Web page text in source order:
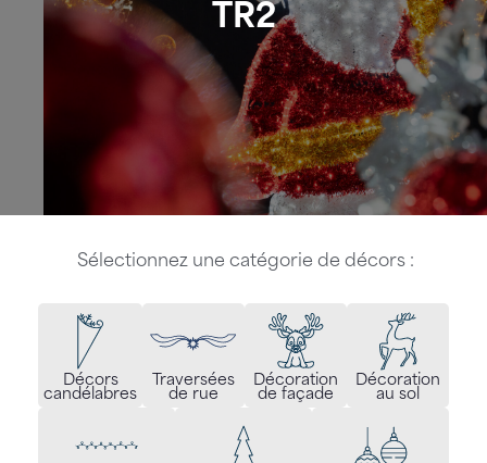
TR2
Sélectionnez une catégorie de décors :
Décors
candélabres
Traversées
de rue
Décoration
de façade
Décoration
au sol